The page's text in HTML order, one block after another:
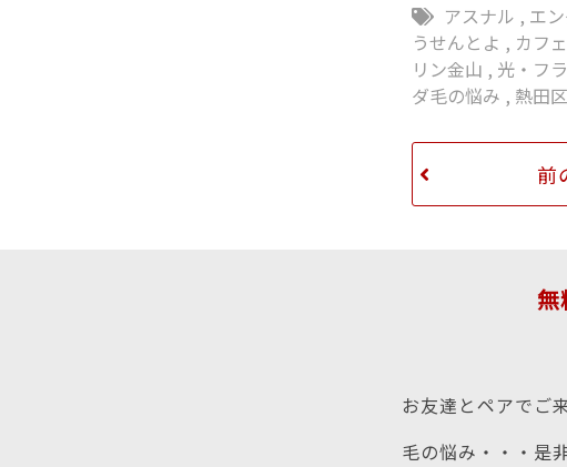
アスナル , エ
うせんとよ , カフェ
リン金山 , 光・フ
ダ毛の悩み , 熱田区
前
無
お友達とペアでご
毛の悩み・・・是